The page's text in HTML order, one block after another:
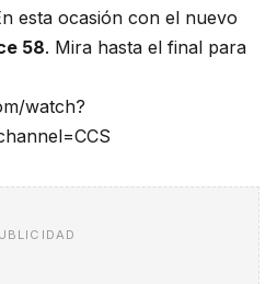
esta ocasión con el nuevo
58. Mira hasta el final para
watch?